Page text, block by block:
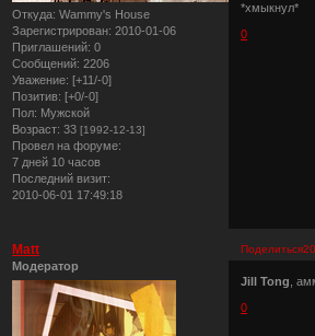
Откуда: Wammy's House
Зарегистрирован: 2010-01-06
Приглашений: 0
Сообщений: 2206
Уважение: [+11/-0]
Позитив: [+0/-0]
Пол: Мужской
Возраст: 33 [1992-12-13]
Провел на форуме:
7 дней 10 часов
Последний визит:
2010-06-01 17:49:18
*хмыкнул*
0
Поделиться
Matt
Модератор
Jill Tong ,
0